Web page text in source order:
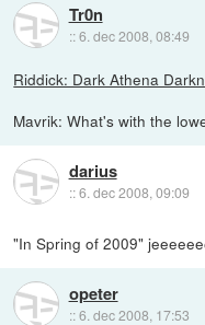
Tr0n
::6. dec 2008, 08:49
Riddick: Dark Athena
Mavrik: What's with the
darius
::6. dec 2008, 09:09
"In Spring of 2009"
opeter
::6. dec 2008, 17:53